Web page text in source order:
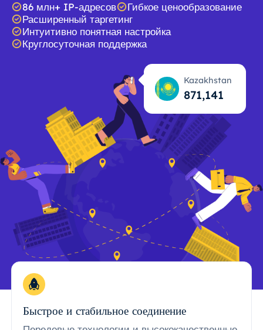
86 млн+ IP-адресов
Гибкое ценообразование
Расширенный таргетинг
Интуитивно понятная настройка
Круглосуточная поддержка
Kazakhstan
871,142
Быстрое и стабильное соединение